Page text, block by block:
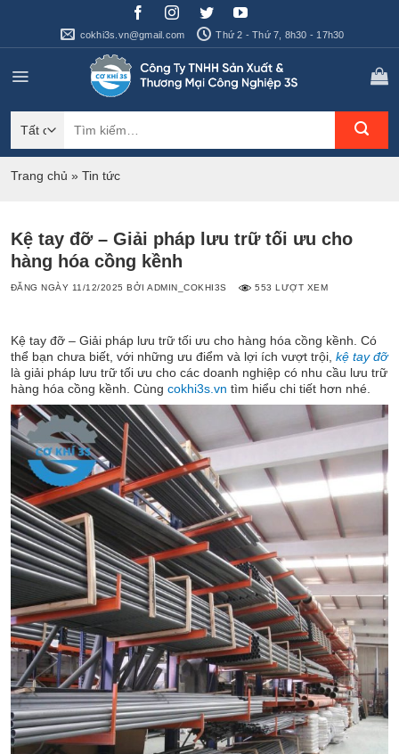
cokhi3s.vn@gmail.com Thứ 2 - Thứ 7, 8h30 - 17h30
kiếm:
Trang chủ » Tin tức
Kệ tay đỡ – Giải pháp lưu trữ tối ưu cho
hàng hóa cồng kềnh
ĐĂNG NGÀY 11/12/2025 BỞIADMIN_COKHI3S 553 LƯỢT XEM
Kệ tay đỡ – Giải pháp lưu trữ tối ưu cho hàng hóa cồng kềnh. Có
thể bạn chưa biết, với những ưu điểm và lợi ích vượt trội, kệ tay đỡ
là giải pháp lưu trữ tối ưu cho các doanh nghiệp có nhu cầu lưu trữ
hàng hóa cồng kềnh. Cùng cokhi3s.vn tìm hiểu chi tiết hơn nhé.